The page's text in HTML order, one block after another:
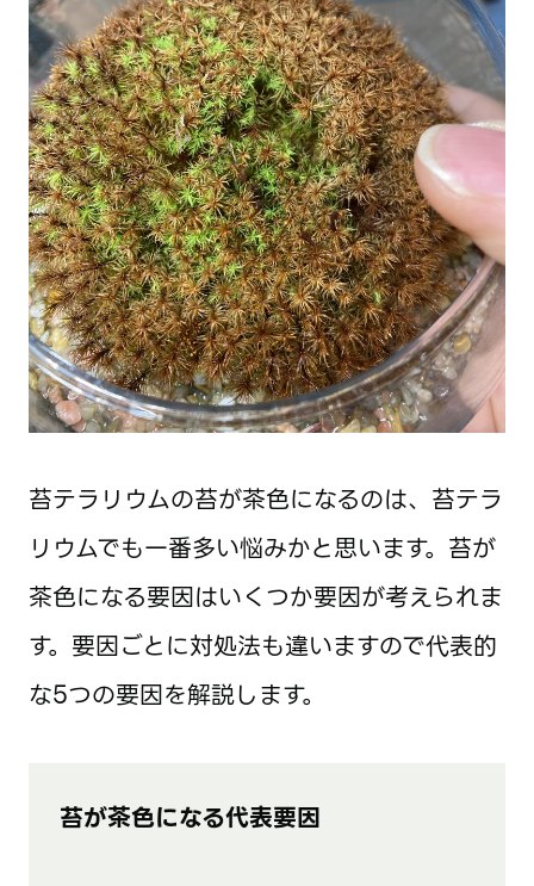
苔テラリウムの苔が茶色になるのは、苔テラ
リウムでも一番多い悩みかと思います。苔が
茶色になる要因はいくつか要因が考えられま
す。要因ごとに対処法も違いますので代表的
な5つの要因を解説します。
苔が茶色になる代表要因